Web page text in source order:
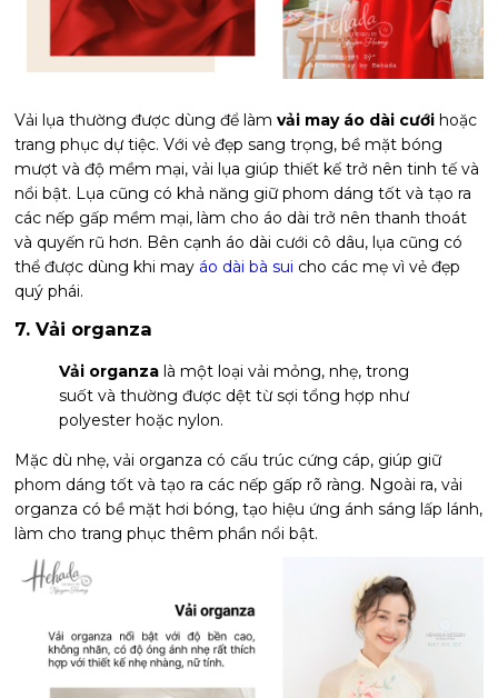
Vải lụa thường được dùng để làmvải may áo dài cưới hoặc
trang phục dự tiệc. Với vẻ đẹp sang trọng, bề mặt bóng
mượt và độ mềm mại, vải lụa giúp thiết kế trở nên tinh tế và
nổi bật. Lụa cũng có khả năng giữ phom dáng tốt và tạo ra
các nếp gấp mềm mại, làm cho áo dài trở nên thanh thoát
và quyến rũ hơn. Bên cạnh áo dài cưới cô dâu, lụa cũng có
thể được dùng khi may áo dài bà sui cho các mẹ vì vẻ đẹp
quý phái.
7. Vải organza
Vải organza là một loại vải mỏng, nhẹ, trong
suốt và thường được dệt từ sợi tổng hợp như
polyester hoặc nylon.
Mặc dù nhẹ, vải organza có cấu trúc cứng cáp, giúp giữ
phom dáng tốt và tạo ra các nếp gấp rõ ràng. Ngoài ra, vải
organza có bề mặt hơi bóng, tạo hiệu ứng ánh sáng lấp lánh,
làm cho trang phục thêm phần nổi bật.